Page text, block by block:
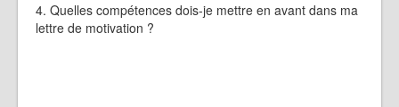
4. Quelles compétences dois-je mettre en avant dans ma
lettre de motivation ?